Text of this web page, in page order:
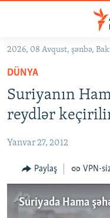
Əsas
qayıt
Əsas
naviqasiyaya
qayıt
KORRUPSIOMETR
#ƏSLINDƏ
FƏRQƏ BAX
QANUNI DOĞRU
ARAŞDIRMA
MULTIMEDIA
2026, 08 Avqust, şənbə,
DÜNYA
Suriyanın
reydlər
Yanvar 27, 2012
Paylaş VPN-
Suriyada Hama